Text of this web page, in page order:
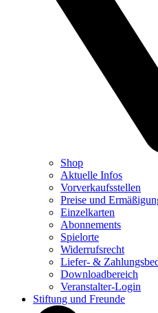
Shop
Aktuelle Infos
Vorverkaufsstellen
Preise und
Einzelkarten
Abonnements
Spielorte
Widerrufsrecht
Liefer- &
Downloadbereich
Veranstalter-Login
Stiftung und Freunde